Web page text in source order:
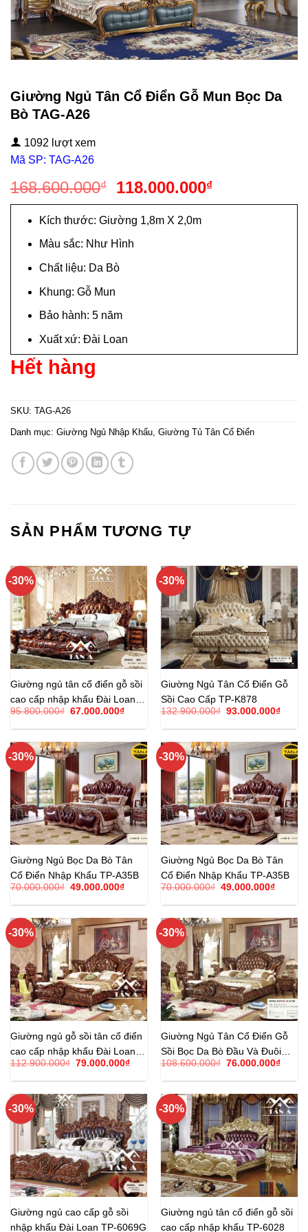
Giường Ngủ Tân Cổ Điển Gỗ Mun Bọc Da
Bò TAG-A26
1092 lượt xem
Mã SP: TAG-A26
168.600.000₫
Giá
gốc
là:
168.600.000₫.
118.000.000₫Giá
hiện
Kích thước: Giường 1,8m X 2,0m
Màu sắc: Như Hình
Chất liệu: Da Bò
Khung: Gỗ Mun
Bảo hành: 5 năm
Xuất xứ: Đài Loan
Hết hàng
SKU: TAG-A26
Danh mục: Giường Ngủ Nhập Khẩu, Giường Tủ Tân Cổ Điển
SẢN PHẨM TƯƠNG TỰ
-30%
Giường ngủ tân cổ điển gỗ sồi
cao cấp nhập khẩu Đài Loan
TP-B60
95.800.000₫ Giá
là:
67.000.000₫Giá
tại
67.000.000₫.
-30%
Giường Ngủ Tân Cổ Điển Gỗ
Sồi Cao Cấp TP-K878
132.900.000₫ Giá
là:
93.000.000₫Giá
tại
-30%
Giường Ngủ Bọc Da Bò Tân
Cổ Điển Nhập Khẩu TP-A35B
70.000.000₫ Giá
là:
49.000.000₫Giá
tại
49.000.000₫.
-30%
Giường Ngủ Bọc Da Bò Tân
Cổ Điển Nhập Khẩu TP-A35B
70.000.000₫ Giá
là:
49.000.000₫Giá
tại
-30%
Giường ngủ gỗ sồi tân cổ điển
cao cấp nhập khẩu Đài Loan
TP-6101B
112.900.000₫ Giá
là:
79.000.000₫Giá
tại
79.000.000₫.
-30%
Giường Ngủ Tân Cổ Điển Gỗ
Sồi Bọc Da Bò Đầu Và Đuôi
Giường TP-6101B-2
108.600.000₫ Giá
là:
76.000.000₫Giá
tại
-30%
Giường ngủ cao cấp gỗ sồi
nhập khẩu Đài Loan TP-6069G
-30%
Giường ngủ tân cổ điển gỗ sồi
cao cấp nhập khẩu TP-6028